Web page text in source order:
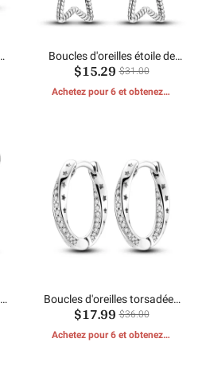
Boucles d'oreilles étoile de
serpent
$15.29 $31.00
Achetez pour 6 et obtenez 1
Boucles d'oreilles torsadées
étoiles scintillantes
$17.99 $36.00
Achetez pour 6 et obtenez 1